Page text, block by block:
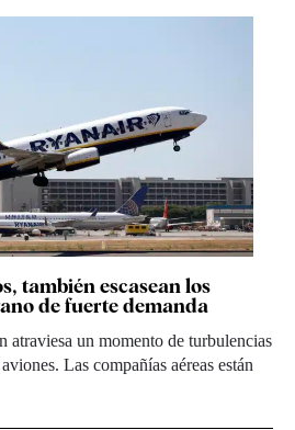
también escasean los
de fuerte demanda
atraviesa un momento de turbulencias
Las compañías aéreas están